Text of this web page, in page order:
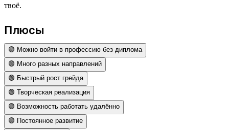
твоё.
Плюсы
🟢 Можно войти в профессию без диплома
🟢 Много разных направлений
🟢 Быстрый рост грейда
🟢 Творческая реализация
🟢 Возможность работать удалённо
🟢 Постоянное развитие